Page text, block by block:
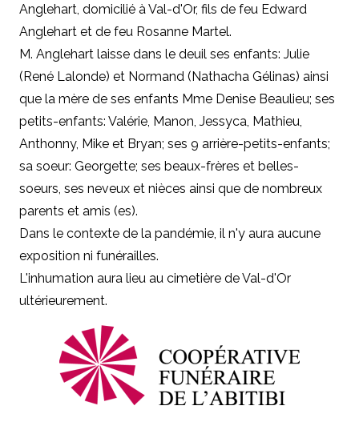
Anglehart, domicilié à Val-d'Or, fils de feu Edward
Anglehart et de feu Rosanne Martel.
M. Anglehart laisse dans le deuil ses enfants: Julie
(René Lalonde) et Normand (Nathacha Gélinas) ainsi
que la mère de ses enfants Mme Denise Beaulieu; ses
petits-enfants: Valérie, Manon, Jessyca, Mathieu,
Anthonny, Mike et Bryan; ses 9 arrière-petits-enfants;
sa soeur: Georgette; ses beaux-frères et belles-
soeurs, ses neveux et nièces ainsi que de nombreux
parents et amis (es).
Dans le contexte de la pandémie, il n'y aura aucune
exposition ni funérailles.
L'inhumation aura lieu au cimetière de Val-d'Or
ultérieurement.